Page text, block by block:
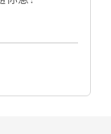
色而發愁？史
費10連抽，
，眾神將相